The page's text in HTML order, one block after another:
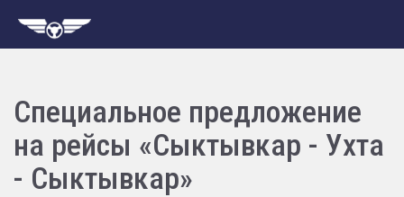
Специальное предложение
на рейсы «Сыктывкар - Ухта
- Сыктывкар»